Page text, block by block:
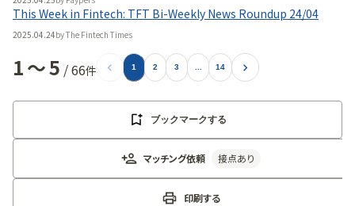
This Week in Fintech: TFT Bi-Weekly News Roundup 24/04
2025.04.24byThe Fintech Times
1〜5 /66件 1 2 3 14
ブックマークする
マッチング依頼 接点あり
印刷する